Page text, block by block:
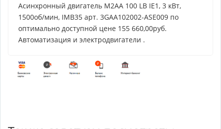
Асинхронный двигатель M2AA 100 LB IE1, 3 кВт,
1500об/мин, IMB35 арт. 3GAA102002-ASE009 по
оптимально доступной цене 155 660,00руб.
Автоматизация и электродвигатели .